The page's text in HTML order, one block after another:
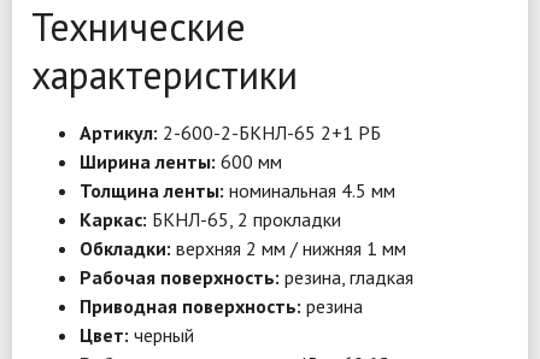
Технические
характеристики
Артикул: 2-600-2-БКНЛ-65 2+1 РБ
Ширина ленты: 600 мм
Толщина ленты: номинальная 4.5 мм
Каркас: БКНЛ-65, 2 прокладки
Обкладки: верхняя 2 мм / нижняя 1 мм
Рабочая поверхность: резина, гладкая
Приводная поверхность: резина
Цвет: черный